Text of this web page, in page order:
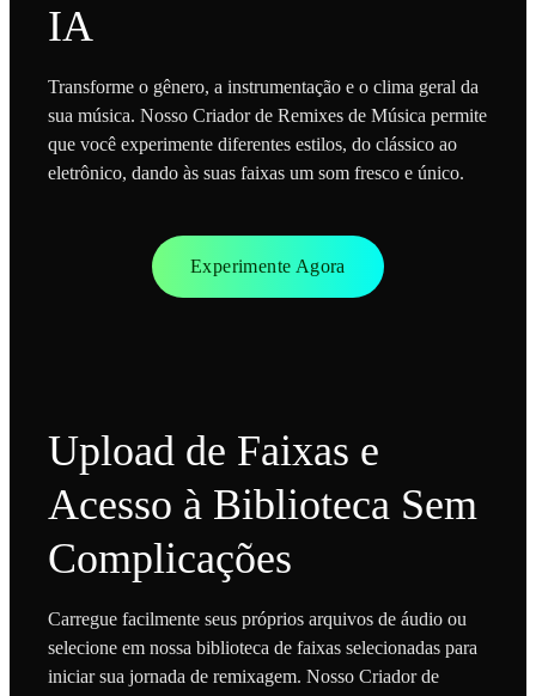
IA
Transforme o gênero, a instrumentação e o clima geral da
sua música. Nosso Criador de Remixes de Música permite
que você experimente diferentes estilos, do clássico ao
eletrônico, dando às suas faixas um som fresco e único.
Experimente Agora
Upload de Faixas e
Acesso à Biblioteca Sem
Complicações
Carregue facilmente seus próprios arquivos de áudio ou
selecione em nossa biblioteca de faixas selecionadas para
iniciar sua jornada de remixagem. Nosso Criador de